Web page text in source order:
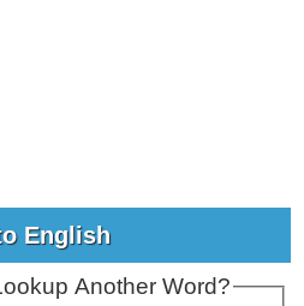
English
Another Word?